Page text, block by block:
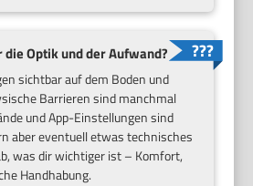
Optik und der Aufwand?
sichtbar auf dem Boden und
Barrieren sind manchmal
und App-Einstellungen sind
aber eventuell etwas technisches
was dir wichtiger ist – Komfort,
Handhabung.